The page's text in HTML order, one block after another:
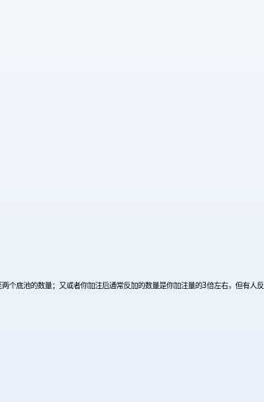
底池的数量；又或者你加注后通常反加的数量是你加注量的3倍左右，但有人